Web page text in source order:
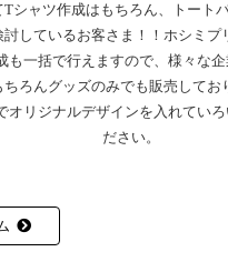
Tシャツ作成はもちろん、トート
しているお客さま！！ホシミプ
も一括で行えますので、様々な
ちろんグッズのみでも販売してお
オリジナルデザインを入れていろ
ださい。